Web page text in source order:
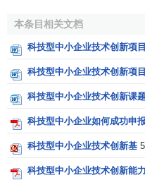
2、属于《项目申报指南
3、必须是以生产、销售
场需求和较强的市场竞争力
（二）承担创新基金支
1、具备独立企业法人
2、主要从事高新技术
本条目相关文档
科技型中小企业技术创新项
科技型中小企业技术创新项
科技型中小企业技术创新课
科技型中小企业如何成功申
科技型中小企业技术创新基
科技型中小企业技术创新能